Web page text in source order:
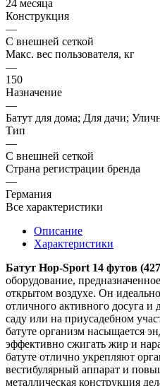
24 месяца
Конструкция
—
С внешней сеткой
Макс. вес пользователя, кг
—
150
Назначение
—
Батут для дома; Для дачи;
Тип
—
С внешней сеткой
Страна регистрации бренда
—
Германия
Все характеристики
Описание
Характеристики
Батут Hop-Sport 14 футов
оборудование,
открытом воздухе. Он
отличного активного досуга и
саду или на приусадебном
батуте организм насыщается
эффективно сжигать жир и
батуте отлично укрепляют
вестибулярный аппарат и
металлическая конструкция